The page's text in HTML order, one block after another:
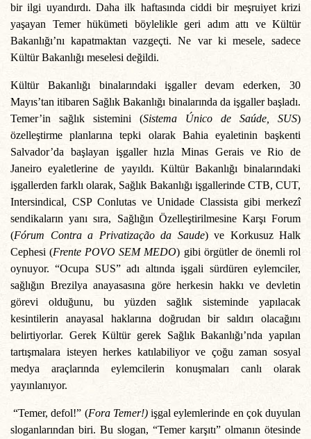
bir ilgi uyandırdı. Daha ilk haftasında ciddi bir meşruiyet krizi
yaşayan Temer hükümeti böylelikle geri adım attı ve Kültür
Bakanlığı’nı kapatmaktan vazgeçti. Ne var ki mesele, sadece
Kültür Bakanlığı meselesi değildi.
Kültür Bakanlığı binalarındaki işgaller devam ederken, 30
Mayıs’tan itibaren Sağlık Bakanlığı binalarında da işgaller başladı.
Temer’in sağlık sistemini (Sistema Único de Saúde, SUS)
özelleştirme planlarına tepki olarak Bahia eyaletinin başkenti
Salvador’da başlayan işgaller hızla Minas Gerais ve Rio de
Janeiro eyaletlerine de yayıldı. Kültür Bakanlığı binalarındaki
işgallerden farklı olarak, Sağlık Bakanlığı işgallerinde CTB, CUT,
Intersindical, CSP Conlutas ve Unidade Classista gibi merkezî
sendikaların yanı sıra, Sağlığın Özelleştirilmesine Karşı Forum
(Fórum Contra a Privatização da Saude) ve Korkusuz Halk
Cephesi (Frente POVO SEM MEDO) gibi örgütler de önemli rol
oynuyor. “Ocupa SUS” adı altında işgali sürdüren eylemciler,
sağlığın Brezilya anayasasına göre herkesin hakkı ve devletin
görevi olduğunu, bu yüzden sağlık sisteminde yapılacak
kesintilerin anayasal haklarına doğrudan bir saldırı olacağını
belirtiyorlar. Gerek Kültür gerek Sağlık Bakanlığı’nda yapılan
tartışmalara isteyen herkes katılabiliyor ve çoğu zaman sosyal
medya araçlarında eylemcilerin konuşmaları canlı olarak
yayınlanıyor.
“Temer, defol!” (Fora Temer!)işgal eylemlerinde en çok duyulan
sloganlarından biri. Bu slogan, “Temer karşıtı” olmanın ötesinde